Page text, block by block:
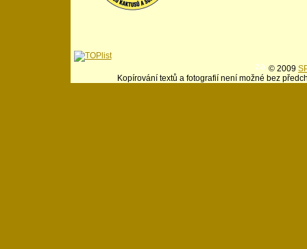
© 2009
Kopírování textů a fotografií není možné bez